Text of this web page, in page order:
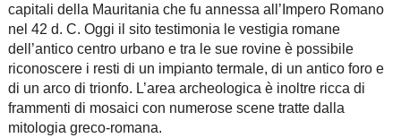
capitali della Mauritania che fu annessa all’Impero Romano
nel 42 d. C. Oggi il sito testimonia le vestigia romane
dell’antico centro urbano e tra le sue rovine è possibile
riconoscere i resti di un impianto termale, di un antico foro e
di un arco di trionfo. L’area archeologica è inoltre ricca di
frammenti di mosaici con numerose scene tratte dalla
mitologia greco-romana.